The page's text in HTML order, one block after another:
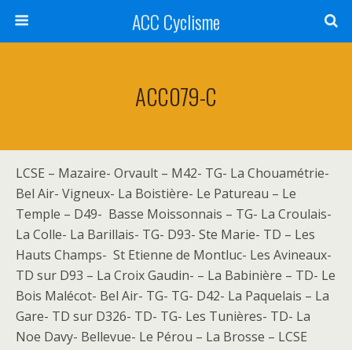
ACC Cyclisme
ACC079-C
LCSE – Mazaire- Orvault – M42- TG- La Chouamétrie-
Bel Air- Vigneux- La Boistière- Le Patureau – Le
Temple – D49- Basse Moissonnais – TG- La Croulais-
La Colle- La Barillais- TG- D93- Ste Marie- TD – Les
Hauts Champs- St Etienne de Montluc- Les Avineaux-
TD sur D93 – La Croix Gaudin- – La Babinière – TD- Le
Bois Malécot- Bel Air- TG- TG- D42- La Paquelais – La
Gare- TD sur D326- TD- TG- Les Tunières- TD- La
Noe Davy- Bellevue- Le Pérou – La Brosse – LCSE